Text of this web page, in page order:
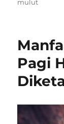
mulut
Pagi